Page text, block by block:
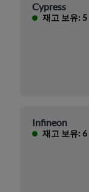
Cypress
재고 보유: 5
Infineon
재고 보유: 6